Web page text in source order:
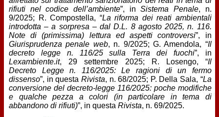
rifiuti nel codice dell’ambiente”, inSistema Penale, n.
9/2025; R. Compostella, “La riforma dei reati ambientali
introdotta – a sorpresa – dal D.L. 8 agosto 2025, n. 116.
Note di (primissima) lettura ed aspetti controversi”, in
Giurisprudenza penale web, n. 9/2025; G. Amendola, “Il
decreto legge n. 116/25 sulla Terra dei fuochi”, in
Lexambiente.it, 29 settembre 2025; R. Losengo, “Il
Decreto Legge n. 116/2025: Le ragioni di un fermo
dissenso”, in questa Rivista, n. 68/2025; P. Della Sala, “La
conversione del decreto-legge 116/2025: poche modifiche
e qualche pezza a colori (in particolare in tema di
abbandono di rifiuti)”, in questa Rivista, n. 69/2025.